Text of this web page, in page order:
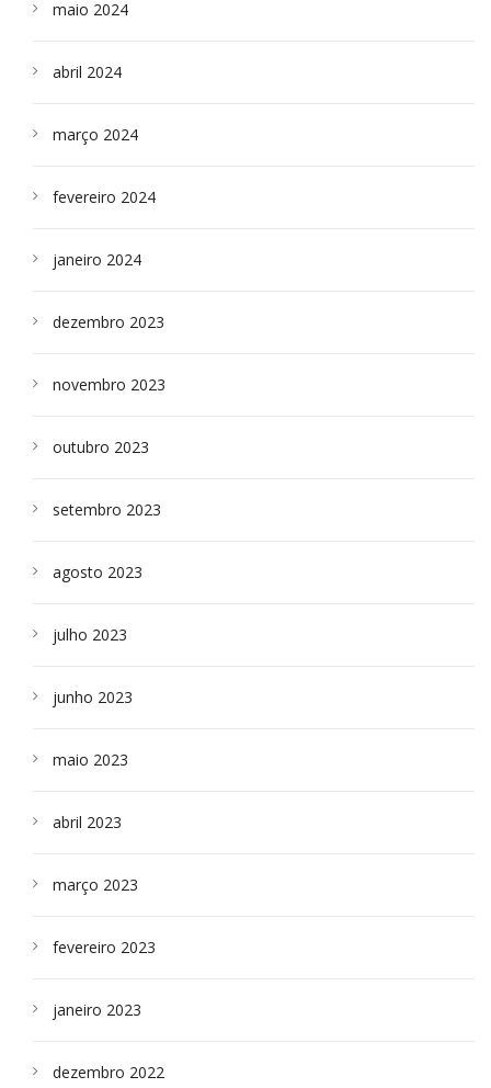
maio 2024
abril 2024
março 2024
fevereiro 2024
janeiro 2024
dezembro 2023
novembro 2023
outubro 2023
setembro 2023
agosto 2023
julho 2023
junho 2023
maio 2023
abril 2023
março 2023
fevereiro 2023
janeiro 2023
dezembro 2022